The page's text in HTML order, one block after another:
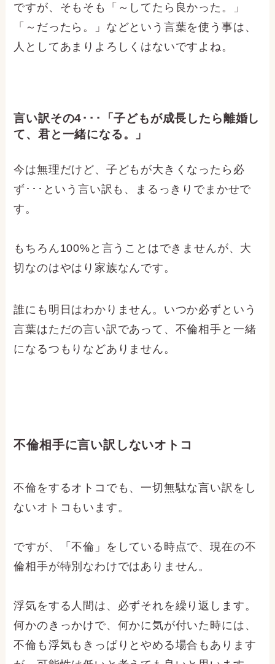
ですが、そもそも「～してたら良かった。」
「～だったら。」などという言葉を使う事は、
人としてあまりよろしくはないですよね。
言い訳その4･･･「子どもが成長したら離婚し
て、君と一緒になる。」
今は無理だけど、子どもが大きくなったら必
ず･･･という言い訳も、まるっきりでまかせで
す。
もちろん100%と言うことはできませんが、大
切なのはやはり家族なんです。
誰にも明日はわかりません。いつか必ずという
言葉はただの言い訳であって、不倫相手と一緒
になるつもりなどありません。
不倫相手に言い訳しないオトコ
不倫をするオトコでも、一切無駄な言い訳をし
ないオトコもいます。
ですが、「不倫」をしている時点で、現在の不
倫相手が特別なわけではありません。
浮気をする人間は、必ずそれを繰り返します。
何かのきっかけで、何かに気が付いた時には、
不倫も浮気もきっぱりとやめる場合もあります